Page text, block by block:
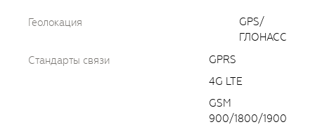
Геолокация
GPS/
ГЛОНАСС
Стандарты связи
GPRS
4G LTE
GSM
900/1800/1900